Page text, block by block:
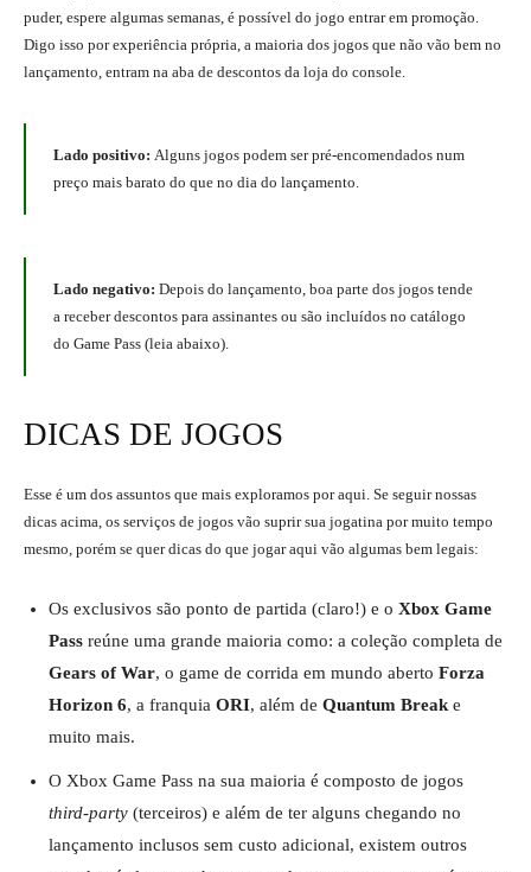
puder, espere algumas semanas, é possível do jogo entrar em promoção.
Digo isso por experiência própria, a maioria dos jogos que não vão bem no
lançamento, entram na aba de descontos da loja do console.
Lado positivo: Alguns jogos podem ser pré-encomendados num
preço mais barato do que no dia do lançamento.
Lado negativo: Depois do lançamento, boa parte dos jogos tende
a receber descontos para assinantes ou são incluídos no catálogo
do Game Pass (leia abaixo).
DICAS DE JOGOS
Esse é um dos assuntos que mais exploramos por aqui. Se seguir nossas
dicas acima, os serviços de jogos vão suprir sua jogatina por muito tempo
mesmo, porém se quer dicas do que jogar aqui vão algumas bem legais:
Os exclusivos são ponto de partida (claro!) e o Xbox Game
Pass reúne uma grande maioria como: a coleção completa de
Gears of War, o game de corrida em mundo aberto Forza
Horizon 6, a franquia ORI, além de Quantum Break e
muito mais.
O Xbox Game Pass na sua maioria é composto de jogos
third-party (terceiros) e além de ter alguns chegando no
lançamento inclusos sem custo adicional, existem outros